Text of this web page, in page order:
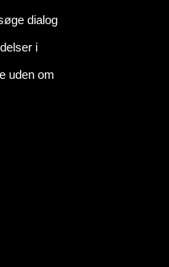
dialog
i
uden om